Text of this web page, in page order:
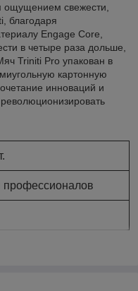
свежести,
благодаря
Engage Core,
в четыре раза дольше,
Triniti Pro упакован в
картонную
инноваций и
профессионалов